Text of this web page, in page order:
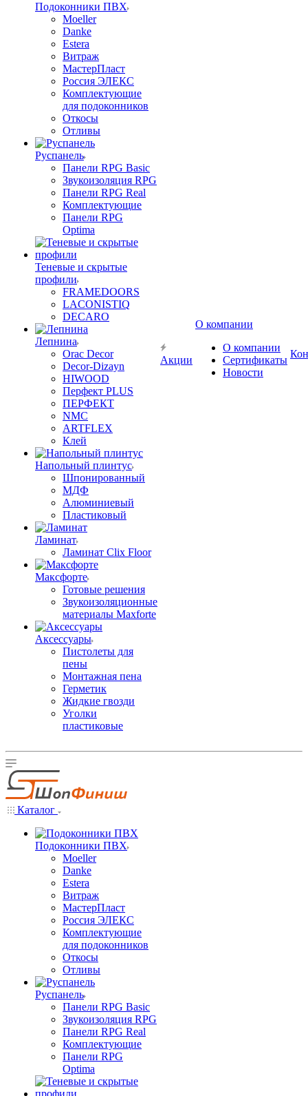
Подоконники ПВХ
Moeller
Danke
Estera
Витраж
МастерПласт
Россия ЭЛЕКС
Комплектующие
для подоконников
Откосы
Отливы
Руспанель
Панели RPG Basic
Звукоизоляция RPG
Панели RPG Real
Комплектующие
Панели RPG
Optima
Теневые и скрытые
профили
FRAMEDOORS
LACONISTIQ
DECARO
Лепнина
Orac Decor
Decor-Dizayn
HIWOOD
Перфект PLUS
ПЕРФЕКТ
NMC
ARTFLEX
Клей
Напольный плинтус
Шпонированный
МДФ
Алюминиевый
Пластиковый
Ламинат
Ламинат Clix Floor
Максфорте
Готовые решения
Звукоизоляционные
материалы Maxforte
Аксессуары
Пистолеты для
пены
Монтажная пена
Герметик
Жидкие гвозди
Уголки
пластиковые
Акции
О компании
О компании
Сертификаты
Новости
Каталог
Подоконники ПВХ
Moeller
Danke
Estera
Витраж
МастерПласт
Россия ЭЛЕКС
Комплектующие
для подоконников
Откосы
Отливы
Руспанель
Панели RPG Basic
Звукоизоляция RPG
Панели RPG Real
Комплектующие
Панели RPG
Optima